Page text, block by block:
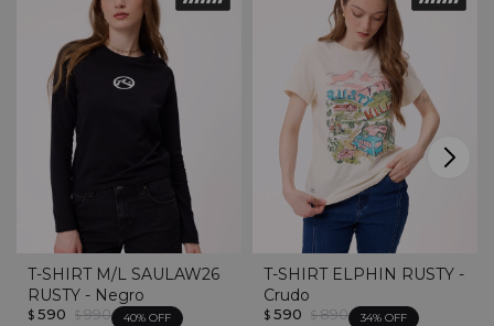
T-SHIRT M/L SAULAW26
RUSTY - Negro
$ 590 $ 990 40
T-SHIRT ELPHIN RUSTY -
Crudo
$ 590 $ 890 34